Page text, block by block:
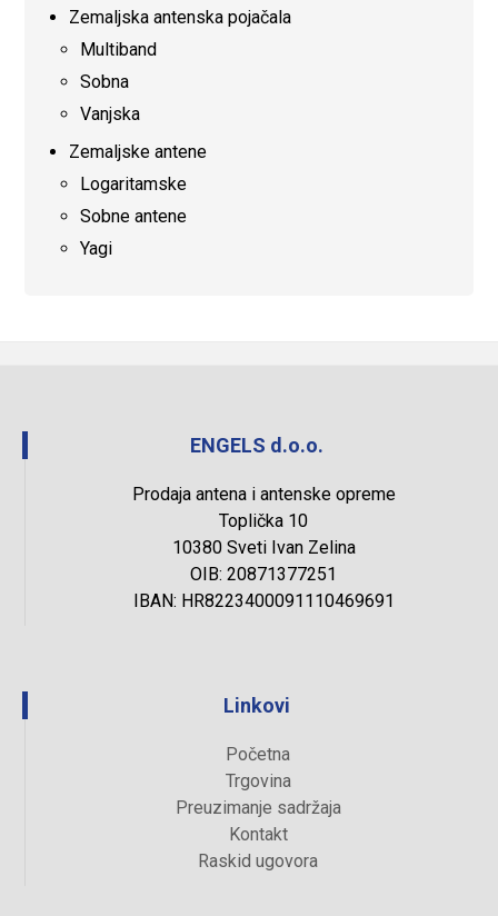
Zemaljska antenska pojačala
Multiband
Sobna
Vanjska
Zemaljske antene
Logaritamske
Sobne antene
Yagi
ENGELS d.o.o.
Prodaja antena i antenske opreme
Toplička 10
10380 Sveti Ivan Zelina
OIB: 20871377251
IBAN: HR8223400091110469691
Linkovi
Početna
Trgovina
Preuzimanje sadržaja
Kontakt
Raskid ugovora